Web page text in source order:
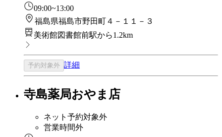
09:00~13:00
福島県福島市野田町４－１１－３
美術館図書館前駅から1.2km
予約対象外 詳細
寺島薬局おやま店
ネット予約対象外
営業時間外